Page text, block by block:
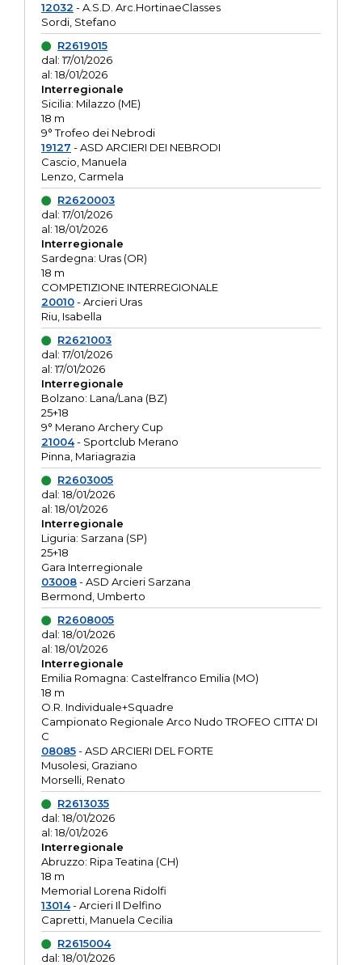
12032 - A.S.D. Arc.HortinaeClasses
Sordi, Stefano
R2619015
dal: 17/01/2026
al: 18/01/2026
Interregionale
Sicilia: Milazzo (ME)
18 m
9° Trofeo dei Nebrodi
19127 - ASD ARCIERI DEI NEBRODI
Cascio, Manuela
Lenzo, Carmela
R2620003
dal: 17/01/2026
al: 18/01/2026
Interregionale
Sardegna: Uras (OR)
18 m
COMPETIZIONE INTERREGIONALE
20010- Arcieri Uras
Riu, Isabella
R2621003
dal: 17/01/2026
al: 17/01/2026
Interregionale
Bolzano: Lana/Lana (BZ)
25+18
9° Merano Archery Cup
21004- Sportclub Merano
Pinna, Mariagrazia
R2603005
dal: 18/01/2026
al: 18/01/2026
Interregionale
Liguria: Sarzana (SP)
25+18
Gara Interregionale
03008- ASD Arcieri Sarzana
Bermond, Umberto
R2608005
dal: 18/01/2026
al: 18/01/2026
Interregionale
Emilia Romagna: Castelfranco Emilia (MO)
18 m
O.R. Individuale+Squadre
Campionato Regionale Arco Nudo TROFEO CITTA' DI
C
08085- ASD ARCIERI DEL FORTE
Musolesi, Graziano
Morselli, Renato
R2613035
dal: 18/01/2026
al: 18/01/2026
Interregionale
Abruzzo: Ripa Teatina (CH)
18 m
Memorial Lorena Ridolfi
13014- Arcieri Il Delfino
Capretti, Manuela Cecilia
R2615004
dal: 18/01/2026